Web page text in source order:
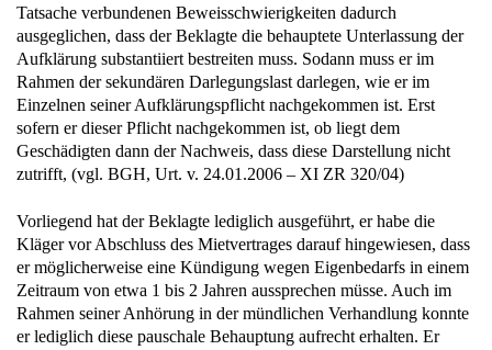
Tatsache verbundenen Beweisschwierigkeiten dadurch
ausgeglichen, dass der Beklagte die behauptete Unterlassung der
Aufklärung substantiiert bestreiten muss. Sodann muss er im
Rahmen der sekundären Darlegungslast darlegen, wie er im
Einzelnen seiner Aufklärungspflicht nachgekommen ist. Erst
sofern er dieser Pflicht nachgekommen ist, ob liegt dem
Geschädigten dann der Nachweis, dass diese Darstellung nicht
zutrifft, (vgl. BGH, Urt. v. 24.01.2006 – XI ZR 320/04)
Vorliegend hat der Beklagte lediglich ausgeführt, er habe die
Kläger vor Abschluss des Mietvertrages darauf hingewiesen, dass
er möglicherweise eine Kündigung wegen Eigenbedarfs in einem
Zeitraum von etwa 1 bis 2 Jahren aussprechen müsse. Auch im
Rahmen seiner Anhörung in der mündlichen Verhandlung konnte
er lediglich diese pauschale Behauptung aufrecht erhalten. Er